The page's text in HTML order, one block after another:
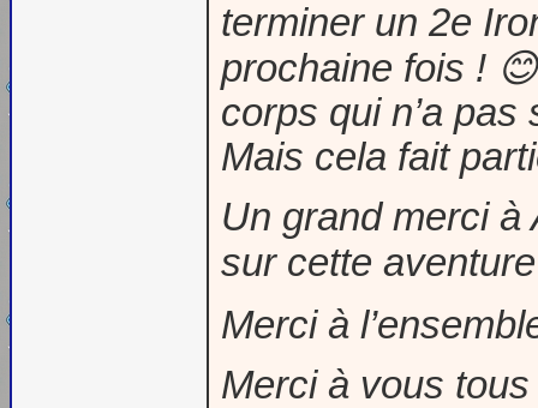
terminer un 2e
prochaine fois !
corps qui n’a
Mais cela fait
Un grand merci à
sur cette
Merci à
Merci à vous